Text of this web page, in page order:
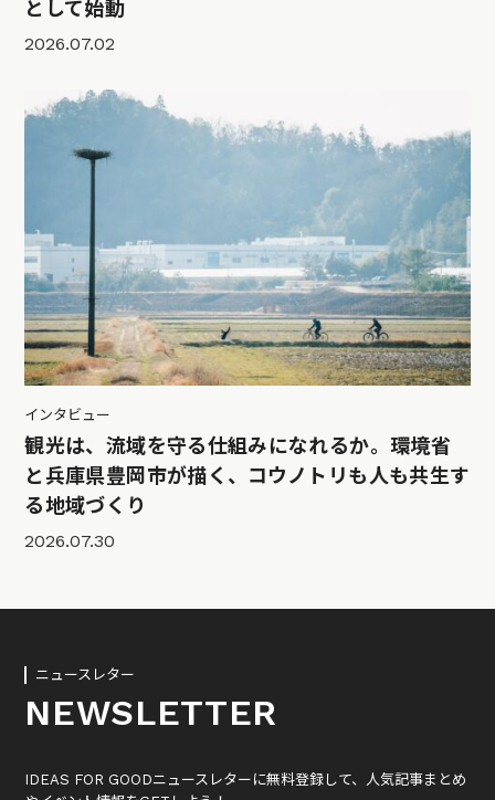
として始動
2026.07.02
インタビュー
観光は、流域を守る仕組みになれるか。環境省
と兵庫県豊岡市が描く、コウノトリも人も共生す
る地域づくり
2026.07.30
ニュースレター
NEWSLETTER
IDEAS FOR GOODニュースレターに無料登録して、人気記事まとめ